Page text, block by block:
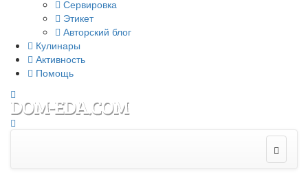
Сервировка
Этикет
Авторский блог
Кулинары
Активность
Помощь